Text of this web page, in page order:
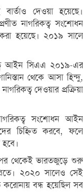
দেওয়া হয়েছে।
নাগরিকত্ব সংশোধন
হয়েছে। ২০১৯ সালে
আইন সিএএ ২০১৯-এর
থেকে আসা হিন্দু,
দেওয়ার প্রক্রিয়া
সংশোধন আইন
চিহ্নিত করবে, ফলে
থেকেই ভারতজুড়ে শুরু
২০২০ সালেও সেই
বন্ধ হয়েছিল সব